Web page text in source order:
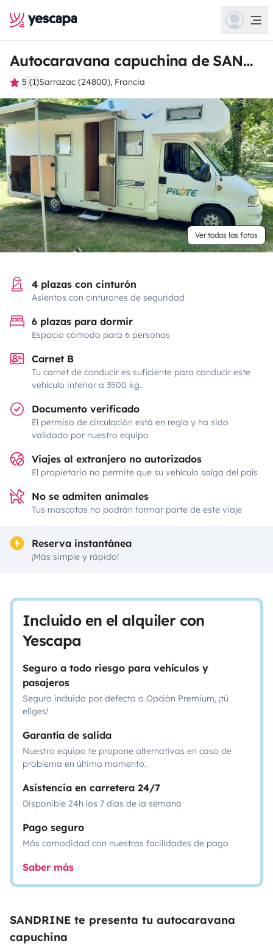
Autocaravana capuchina de SANDRINE
5 (1)Sarrazac (24800), Francia
Ver todas las fotos
4 plazas con cinturón
Asientos con cinturones de seguridad
6 plazas para dormir
Espacio cómodo para 6 personas
Carnet B
Tu carnet de conducir es suficiente para conducir este
vehículo inferior a 3500 kg.
Documento verificado
El permiso de circulación está en regla y ha sido
validado por nuestro equipo
Viajes al extranjero no autorizados
El propietario no permite que su vehículo salga del país
No se admiten animales
Tus mascotas no podrán formar parte de este viaje
Reserva instantánea
¡Más simple y rápido!
Incluido en el alquiler con
Yescapa
Seguro a todo riesgo para vehículos y
pasajeros
Seguro incluido por defecto o Opción Premium, ¡tú
eliges!
Garantía de salida
Nuestro equipo te propone alternativas en caso de
problema en último momento.
Asistencia en carretera 24/7
Disponible 24h los 7 días de la semana
Pago seguro
Más comodidad con nuestras facilidades de pago
Saber más
SANDRINE te presenta tu autocaravana
capuchina